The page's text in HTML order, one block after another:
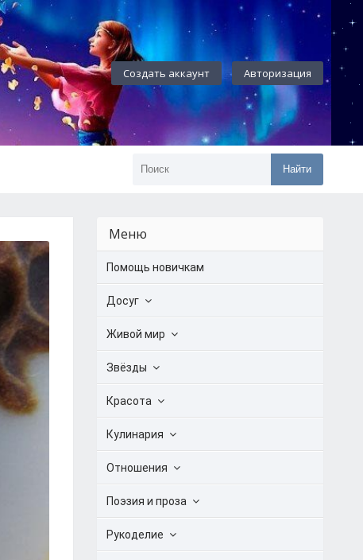
Создать аккаунт Авторизация
Найти
Меню
Помощь новичкам
Досуг
Живой мир
Звёзды
Красота
Кулинария
Отношения
Поэзия и проза
Рукоделие